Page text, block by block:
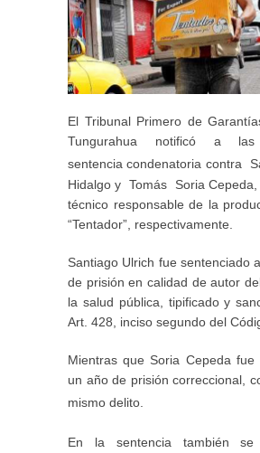
El Tribunal Primero de
Tungurahua notificó a
sentencia condenatoria contra
Hidalgo y Tomás Soria
técnico responsable de la
“Tentador”, respectivamente.
Santiago Ulrich fue sentenciado
de prisión en calidad de autor
la salud pública, tipificado y
Art. 428, inciso segundo del
Mientras que Soria Cepeda fue
un año de prisión correccional,
mismo delito.
En la sentencia también se